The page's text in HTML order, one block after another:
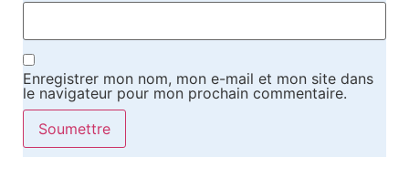
Enregistrer mon nom, mon e-mail et mon site dans
le navigateur pour mon prochain commentaire.